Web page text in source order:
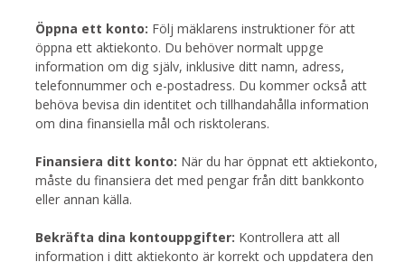
Öppna ett konto: Följ mäklarens instruktioner för att
öppna ett aktiekonto. Du behöver normalt uppge
information om dig själv, inklusive ditt namn, adress,
telefonnummer och e-postadress. Du kommer också att
behöva bevisa din identitet och tillhandahålla information
om dina finansiella mål och risktolerans.
Finansiera ditt konto: När du har öppnat ett aktiekonto,
måste du finansiera det med pengar från ditt bankkonto
eller annan källa.
Bekräfta dina kontouppgifter: Kontrollera att all
information i ditt aktiekonto är korrekt och uppdatera den